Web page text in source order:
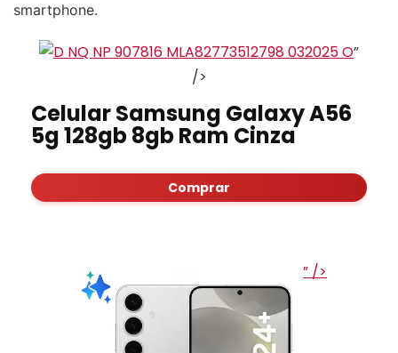
smartphone.
”
/>
Celular Samsung Galaxy A56
5g 128gb 8gb Ram Cinza
Comprar
” />